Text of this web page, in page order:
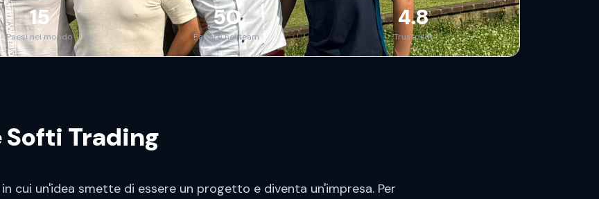
15
Paesi nel mondo
50
Esperti nel team
4.8
Trustpilot
Softi Trading
cui un'idea smette di essere un progetto e diventa un'impresa. Per